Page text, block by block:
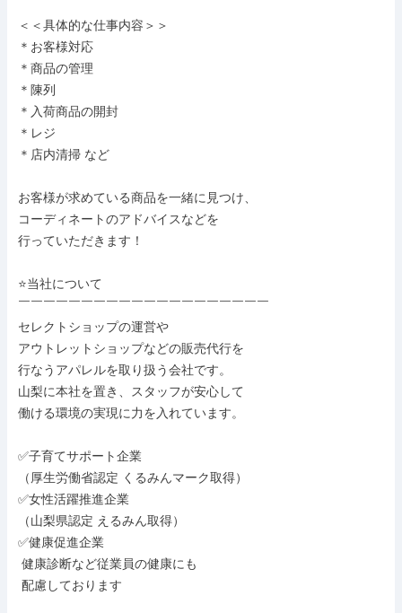
＜＜具体的な仕事内容＞＞
＊お客様対応
＊商品の管理
＊陳列
＊入荷商品の開封
＊レジ
＊店内清掃 など
お客様が求めている商品を一緒に見つけ、
コーディネートのアドバイスなどを
行っていただきます！
⭐当社について
￣￣￣￣￣￣￣￣￣￣￣￣￣￣￣￣￣￣￣￣
セレクトショップの運営や
アウトレットショップなどの販売代行を
行なうアパレルを取り扱う会社です。
山梨に本社を置き、スタッフが安心して
働ける環境の実現に力を入れています。
✅子育てサポート企業
（厚生労働省認定 くるみんマーク取得）
✅女性活躍推進企業
（山梨県認定 えるみん取得）
✅健康促進企業